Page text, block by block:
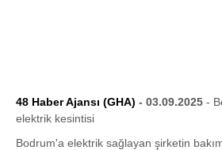
48 Haber Ajansı (GHA) - 03.09.2025 -
elektrik kesintisi
Bodrum'a elektrik sağlayan şirketin